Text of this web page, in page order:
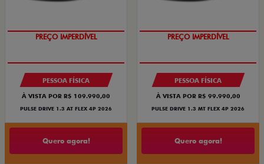
O SUV AUTOMÁTICO MAIS
PESSOA FÍSICA
À VISTA POR R$ 109.990,00
PULSE DRIVE 1.3 AT FLEX 4P 2026
Quero agora!
OPORTUNIDADE
PESSOA FÍSICA
À VISTA POR R$ 99.990,00
PULSE DRIVE 1.3 MT FLEX 4P 2026
Quero agora!